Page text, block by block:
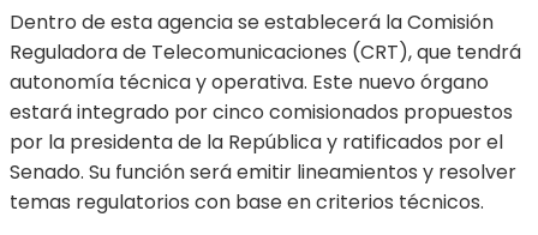
Dentro de esta agencia se establecerá la Comisión
Reguladora de Telecomunicaciones (CRT), que tendrá
autonomía técnica y operativa. Este nuevo órgano
estará integrado por cinco comisionados propuestos
por la presidenta de la República y ratificados por el
Senado. Su función será emitir lineamientos y resolver
temas regulatorios con base en criterios técnicos.